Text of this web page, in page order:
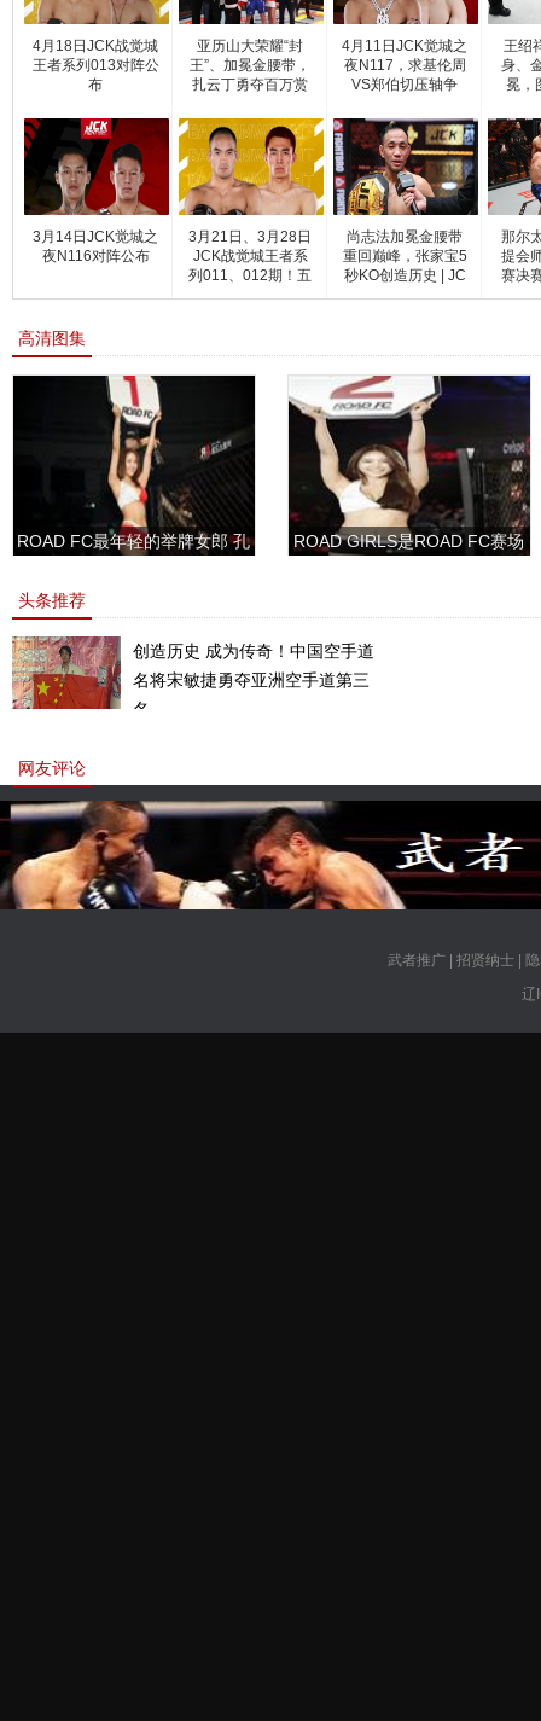
4月18日JCK战觉城
王者系列013对阵公
布
亚历山大荣耀“封
王”、加冕金腰带，
扎云丁勇夺百万赏
4月11日JCK觉城之
夜N117，求基伦周
VS郑伯切压轴争
王绍
身、
冕，
3月14日JCK觉城之
夜N116对阵公布
3月21日、3月28日
JCK战觉城王者系
列011、012期！五
场
尚志法加冕金腰带
重回巅峰，张家宝5
秒KO创造历史 | JC
那尔
提会
赛决
高清图集
ROAD FC最年轻的举牌女郎 孔
ROAD GIRLS是ROAD FC赛场
头条推荐
创造历史 成为传奇！中国空手道
名将宋敏捷勇夺亚洲空手道第三
名。
网友评论
武者推广| 招贤纳士|
辽